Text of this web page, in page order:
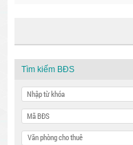
Tìm kiếm BĐS
Văn phòng cho thuê